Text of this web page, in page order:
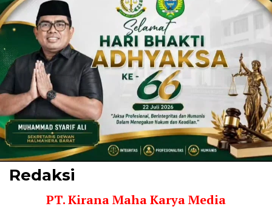
Redaksi
PT. Kirana Maha Karya Media